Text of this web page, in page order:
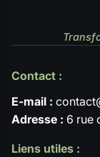
Contact :
E-mail :
Adresse : 6 rue
Liens utiles :